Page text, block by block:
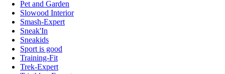
Pet and Garden
Slowood Interior
Smash-Expert
Sneak'In
Sneakids
Sport is good
Training-Fit
Trek-Expert